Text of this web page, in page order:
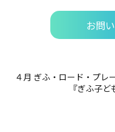
お問
４月 ぎふ・ロード・プレ
『ぎふ子